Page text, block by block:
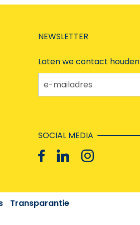
NEWSLETTER
Laten we contact houden
e-mailadres
SOCIAL MEDIA
Transparantie